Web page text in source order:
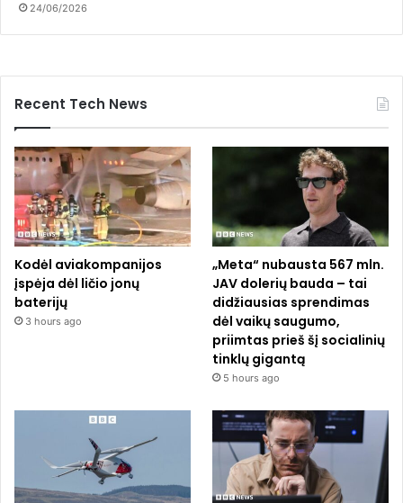
24/06/2026
Recent Tech News
Kodėl aviakompanijos
įspėja dėl ličio jonų
baterijų
3 hours ago
„Meta“ nubausta 567 mln.
JAV dolerių bauda – tai
didžiausias sprendimas
dėl vaikų saugumo,
priimtas prieš šį socialinių
tinklų gigantą
5 hours ago